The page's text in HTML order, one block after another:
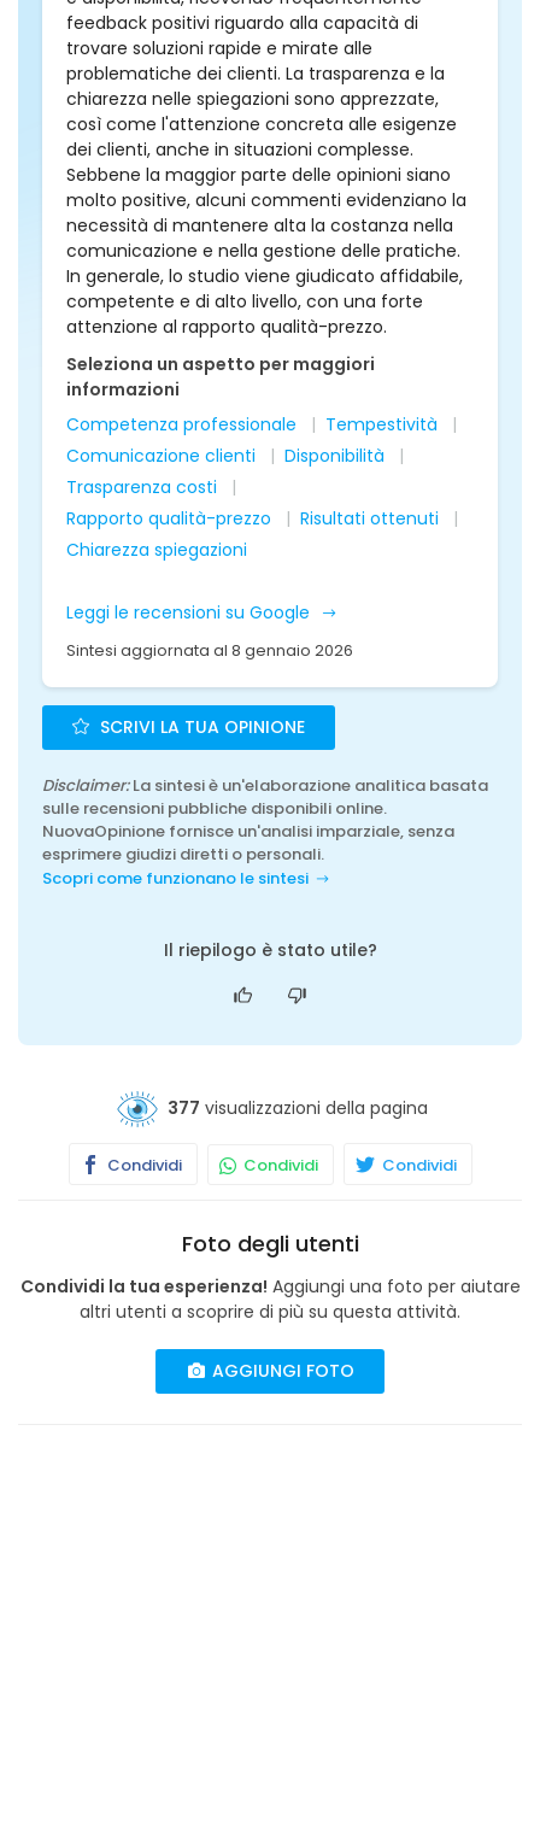
feedback positivi riguardo alla capacità di
trovare soluzioni rapide e mirate alle
problematiche dei clienti. La trasparenza e la
chiarezza nelle spiegazioni sono apprezzate,
così come l'attenzione concreta alle esigenze
dei clienti, anche in situazioni complesse.
Sebbene la maggior parte delle opinioni siano
molto positive, alcuni commenti evidenziano la
necessità di mantenere alta la costanza nella
comunicazione e nella gestione delle pratiche.
In generale, lo studio viene giudicato affidabile,
competente e di alto livello, con una forte
attenzione al rapporto qualità-prezzo.
Seleziona un aspetto per maggiori
informazioni
Competenza professionale
Tempestività
Comunicazione clienti
Disponibilità
Trasparenza costi
Rapporto qualità-prezzo
Risultati ottenuti
Chiarezza spiegazioni
Leggi le recensioni su Google
Sintesi aggiornata al 8 gennaio 2026
SCRIVI LA TUA OPINIONE
Disclaimer:La sintesi è un'elaborazione analitica basata
sulle recensioni pubbliche disponibili online.
NuovaOpinione fornisce un'analisi imparziale, senza
esprimere giudizi diretti o personali.
Scopri come funzionano le sintesi
Il riepilogo è stato utile?
377 visualizzazioni della pagina
Condividi Condividi Condividi
Foto degli utenti
Condividi la tua esperienza! Aggiungi una foto per aiutare
altri utenti a scoprire di più su questa attività.
AGGIUNGI FOTO